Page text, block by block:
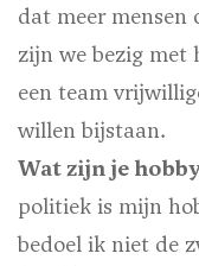
dat meer mensen
zijn we bezig met
een team
willen bijstaan.
Wat zijn je
politiek is mijn
bedoel ik niet de